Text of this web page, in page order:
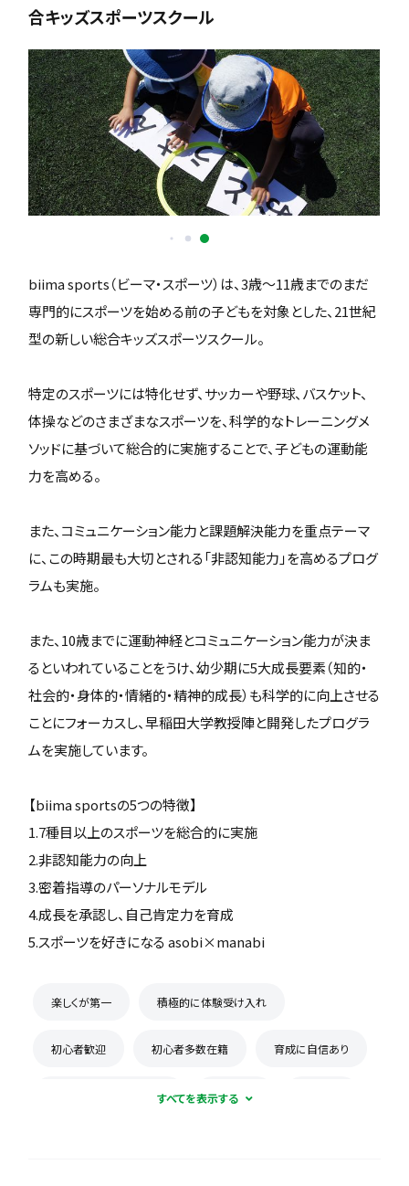
合キッズスポーツスクール
biima sports（ビーマ・スポーツ）は、3歳〜11歳までのまだ
専門的にスポーツを始める前の子どもを対象とした、21世紀
型の新しい総合キッズスポーツスクール。
特定のスポーツには特化せず、サッカーや野球、バスケット、
体操などのさまざまなスポーツを、科学的なトレーニングメ
ソッドに基づいて総合的に実施することで、子どもの運動能
力を高める。
また、コミュニケーション能力と課題解決能力を重点テーマ
に、この時期最も大切とされる「非認知能力」を高めるプログ
ラムも実施。
また、10歳までに運動神経とコミュニケーション能力が決ま
るといわれていることをうけ、幼少期に5大成長要素（知的・
社会的・身体的・情緒的・精神的成長）も科学的に向上させる
ことにフォーカスし、早稲田大学教授陣と開発したプログラ
ムを実施しています。
【biima sportsの5つの特徴】
1.7種目以上のスポーツを総合的に実施
2.非認知能力の向上
3.密着指導のパーソナルモデル
4.成長を承認し、自己肯定力を育成
5.スポーツを好きになる asobi×manabi
楽しくが第一 積極的に体験受け入れ
初心者歓迎 初心者多数在籍 育成に自信あり
コーチとの距離感が近い 少数精鋭